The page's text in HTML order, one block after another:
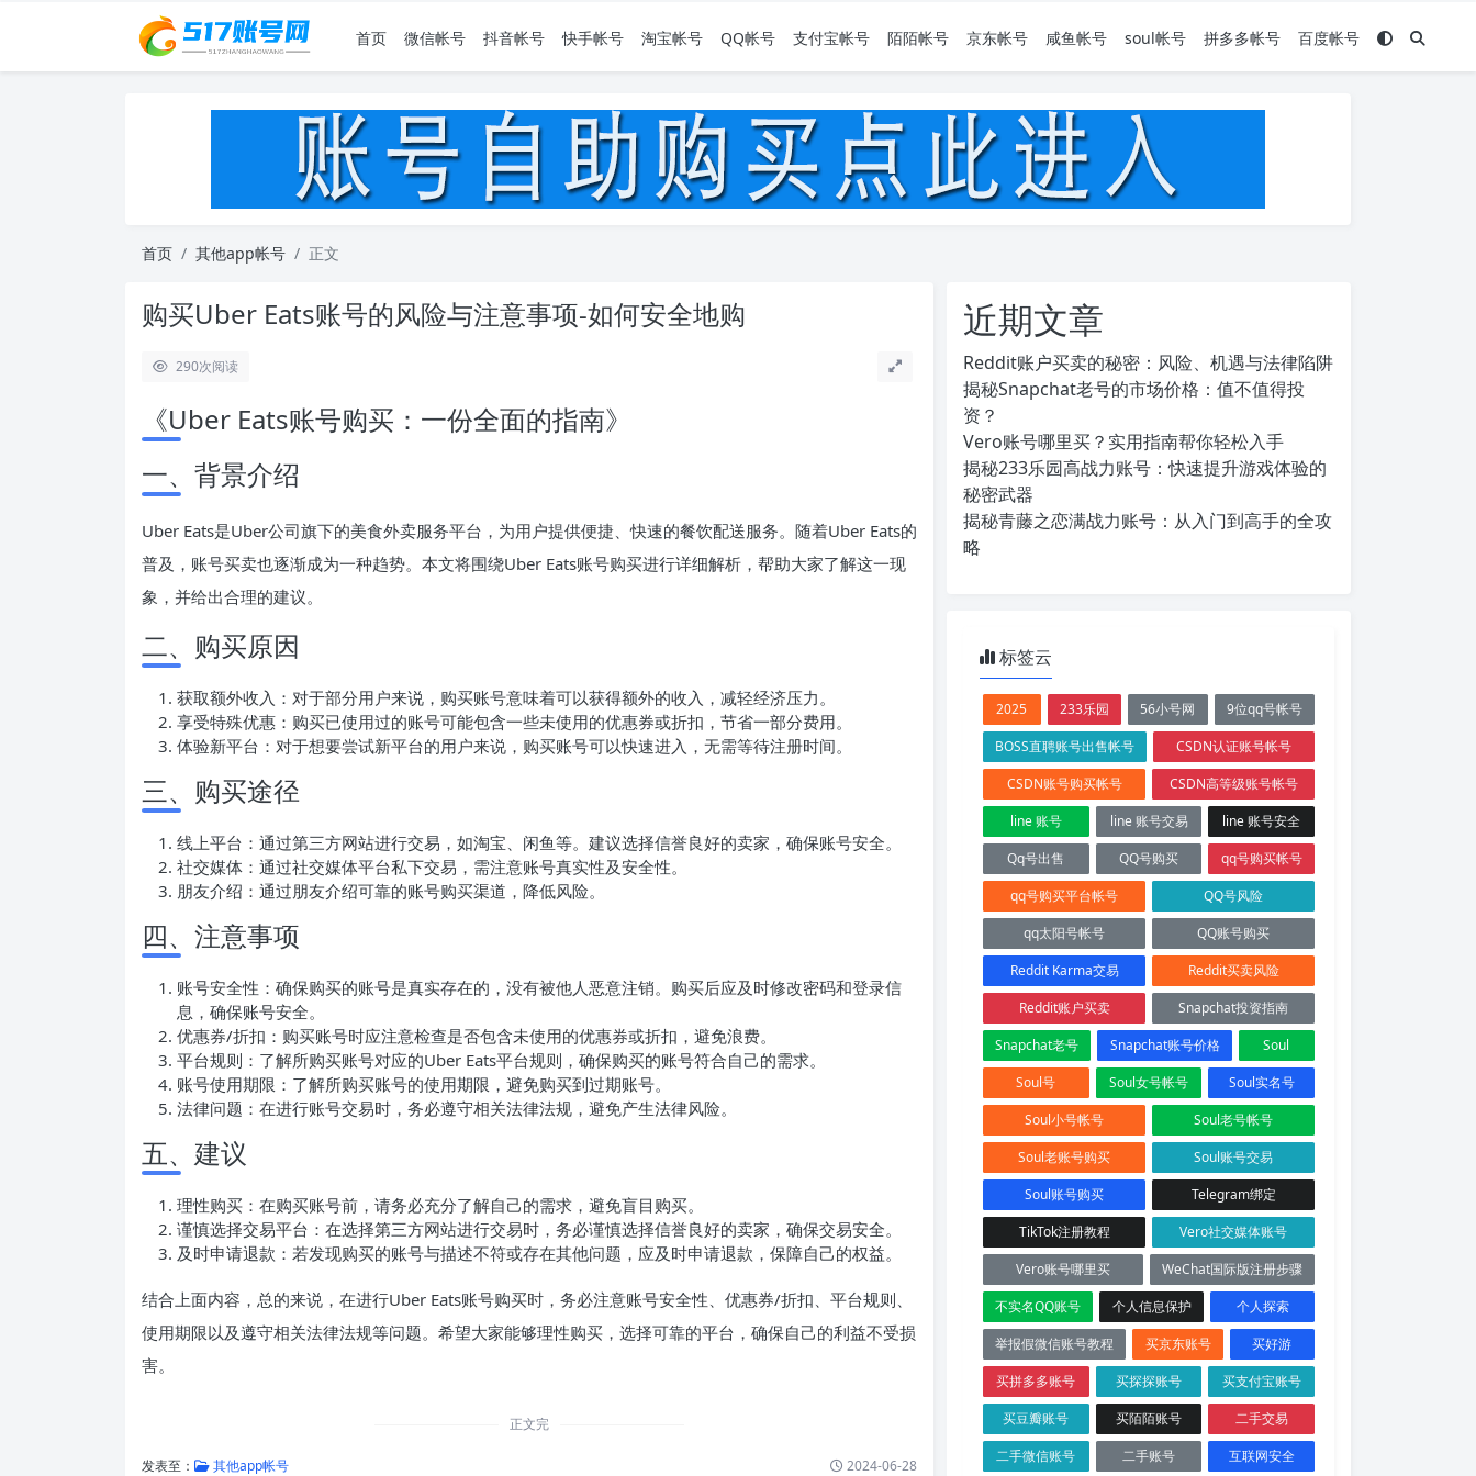
首页 微信帐号 抖音帐号 快手帐号 淘宝帐号 QQ帐号 支付宝帐号 陌陌帐号 京东帐号 咸鱼帐号 soul帐号 拼多多帐号 百度帐号
首页 其他app帐号 正文
购买Uber Eats账号的风险与注意事项-如何安全地购
290次阅读
《Uber Eats账号购买：一份全面的指南》
一、背景介绍
Uber Eats是Uber公司旗下的美食外卖服务平台，为用户提供便捷、快速的餐饮配送服务。随着Uber Eats的
普及，账号买卖也逐渐成为一种趋势。本文将围绕Uber Eats账号购买进行详细解析，帮助大家了解这一现
象，并给出合理的建议。
二、购买原因
获取额外收入：对于部分用户来说，购买账号意味着可以获得额外的收入，减轻经济压力。
享受特殊优惠：购买已使用过的账号可能包含一些未使用的优惠券或折扣，节省一部分费用。
体验新平台：对于想要尝试新平台的用户来说，购买账号可以快速进入，无需等待注册时间。
三、购买途径
线上平台：通过第三方网站进行交易，如淘宝、闲鱼等。建议选择信誉良好的卖家，确保账号安全。
社交媒体：通过社交媒体平台私下交易，需注意账号真实性及安全性。
朋友介绍：通过朋友介绍可靠的账号购买渠道，降低风险。
四、注意事项
账号安全性：确保购买的账号是真实存在的，没有被他人恶意注销。购买后应及时修改密码和登录信
息，确保账号安全。
优惠券/折扣：购买账号时应注意检查是否包含未使用的优惠券或折扣，避免浪费。
平台规则：了解所购买账号对应的Uber Eats平台规则，确保购买的账号符合自己的需求。
账号使用期限：了解所购买账号的使用期限，避免购买到过期账号。
法律问题：在进行账号交易时，务必遵守相关法律法规，避免产生法律风险。
五、建议
理性购买：在购买账号前，请务必充分了解自己的需求，避免盲目购买。
谨慎选择交易平台：在选择第三方网站进行交易时，务必谨慎选择信誉良好的卖家，确保交易安全。
及时申请退款：若发现购买的账号与描述不符或存在其他问题，应及时申请退款，保障自己的权益。
结合上面内容，总的来说，在进行Uber Eats账号购买时，务必注意账号安全性、优惠券/折扣、平台规则、
使用期限以及遵守相关法律法规等问题。希望大家能够理性购买，选择可靠的平台，确保自己的利益不受损
害。
正文完
发表至： 其他app帐号 2024-06-28
近期文章
Reddit账户买卖的秘密：风险、机遇与法律陷阱
揭秘Snapchat老号的市场价格：值不值得投
资？
Vero账号哪里买？实用指南帮你轻松入手
揭秘233乐园高战力账号：快速提升游戏体验的
秘密武器
揭秘青藤之恋满战力账号：从入门到高手的全攻
略
标签云
2025 233乐园 56小号网
9位qq号帐号
BOSS直聘账号出售帐号
CSDN认证账号帐号
CSDN账号购买帐号
CSDN高等级账号帐号
line 账号
line 账号交易
line 账号安全
Qq号出售
QQ号购买
qq号购买帐号
qq号购买平台帐号
QQ号风险
qq太阳号帐号
QQ账号购买
Reddit Karma交易
Reddit买卖风险
Reddit账户买卖
Snapchat投资指南
Snapchat老号
Snapchat账号价格
Soul
Soul号
Soul女号帐号
Soul实名号
Soul小号帐号
Soul老号帐号
Soul老账号购买
Soul账号交易
Soul账号购买
Telegram绑定
TikTok注册教程
Vero社交媒体账号
Vero账号哪里买
WeChat国际版注册步骤
不实名QQ账号
个人信息保护
个人探索
举报假微信账号教程
买京东账号
买好游
买拼多多账号
买探探账号
买支付宝账号
买豆瓣账号
买陌陌账号
二手交易
二手微信账号
二手账号 互联网安全